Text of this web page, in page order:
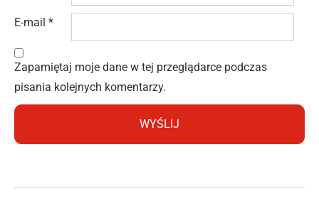
E-mail *
Zapamiętaj moje dane w tej przeglądarce podczas
pisania kolejnych komentarzy.